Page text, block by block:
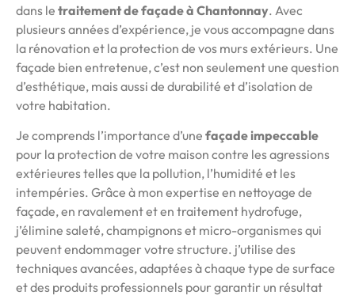
dans le traitement de façade à Chantonnay. Avec
plusieurs années d’expérience, je vous accompagne dans
la rénovation et la protection de vos murs extérieurs. Une
façade bien entretenue, c’est non seulement une question
d’esthétique, mais aussi de durabilité et d’isolation de
votre habitation.
Je comprends l’importance d’une façade impeccable
pour la protection de votre maison contre les agressions
extérieures telles que la pollution, l’humidité et les
intempéries. Grâce à mon expertise en nettoyage de
façade, en ravalement et en traitement hydrofuge,
j’élimine saleté, champignons et micro-organismes qui
peuvent endommager votre structure. j’utilise des
techniques avancées, adaptées à chaque type de surface
et des produits professionnels pour garantir un résultat